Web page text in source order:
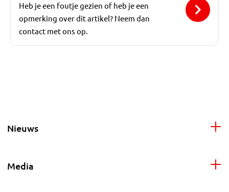
Heb je een foutje gezien of heb je een
opmerking over dit artikel? Neem dan
contact met ons op.
Nieuws
Media